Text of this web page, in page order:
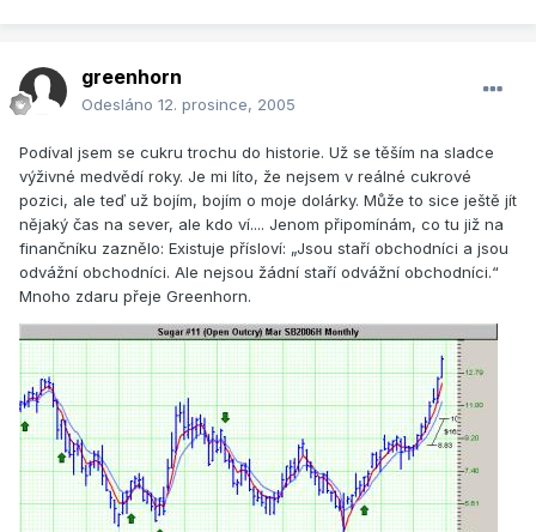
greenhorn
Odesláno 12. prosince, 2005
Podíval jsem se cukru trochu do historie. Už se těším na sladce
výživné medvědí roky. Je mi líto, že nejsem v reálné cukrové
pozici, ale teď už bojím, bojím o moje dolárky. Může to sice ještě jít
nějaký čas na sever, ale kdo ví.... Jenom připomínám, co tu již na
finančníku zaznělo: Existuje přísloví: „Jsou staří obchodníci a jsou
odvážní obchodníci. Ale nejsou žádní staří odvážní obchodníci.“
Mnoho zdaru přeje Greenhorn.